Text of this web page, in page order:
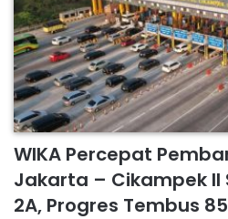
WIKA Percepat
Jakarta – Cikampek II
2A, Progres Tembus